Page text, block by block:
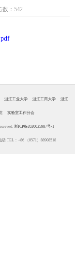
： 542
浙江工业大学 浙江工商大学 浙江
实验室工作分会
浙ICP备2020035987号-1
TEL：+86 （0571）88908518